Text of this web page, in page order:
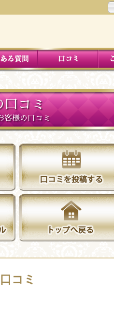
コミ
客様の口コミ
コミ